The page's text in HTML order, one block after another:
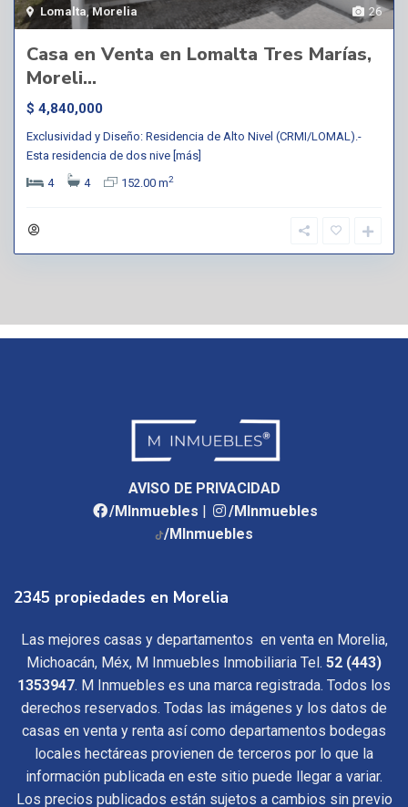
26
Lomalta,Morelia
Casa en Venta en Lomalta Tres Marías,
Moreli...
$ 4,840,000
Exclusividad y Diseño: Residencia de Alto Nivel (CRMI/LOMAL).-
Esta residencia de dos nive [más]
4
4 152.00 m2
AVISO DE PRIVACIDAD
/MInmuebles |
/MInmuebles
/MInmuebles
2345 propiedades en Morelia
Las mejores casas y departamentos en venta en Morelia,
Michoacán, Méx, M Inmuebles Inmobiliaria Tel. 52 (443)
1353947. M Inmuebles es una marca registrada. Todos los
derechos reservados. Todas las imágenes y los datos de
casas en venta y renta así como departamentos bodegas
locales hectáreas provienen de terceros por lo que la
información publicada en este sitio puede llegar a variar.
Los precios publicados están sujetos a cambios sin previo